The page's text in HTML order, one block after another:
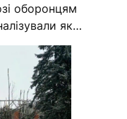
оборонцям
як
інші підходи